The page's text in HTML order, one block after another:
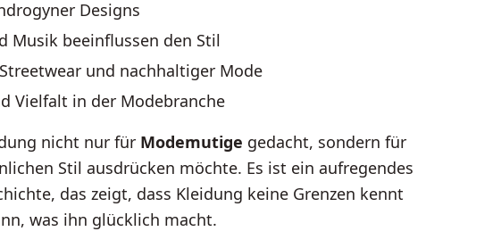
Designs
Musik beeinflussen den Stil
und nachhaltiger Mode
Vielfalt in der Modebranche
nicht nur für Modemutige gedacht, sondern für
Stil ausdrücken möchte. Es ist ein aufregendes
das zeigt, dass Kleidung keine Grenzen kennt
was ihn glücklich macht.